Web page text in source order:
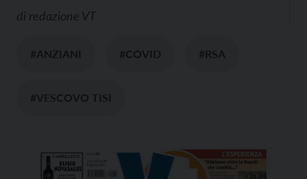
di redazione VT
#ANZIANI #COVID #RSA
#VESCOVO TISI